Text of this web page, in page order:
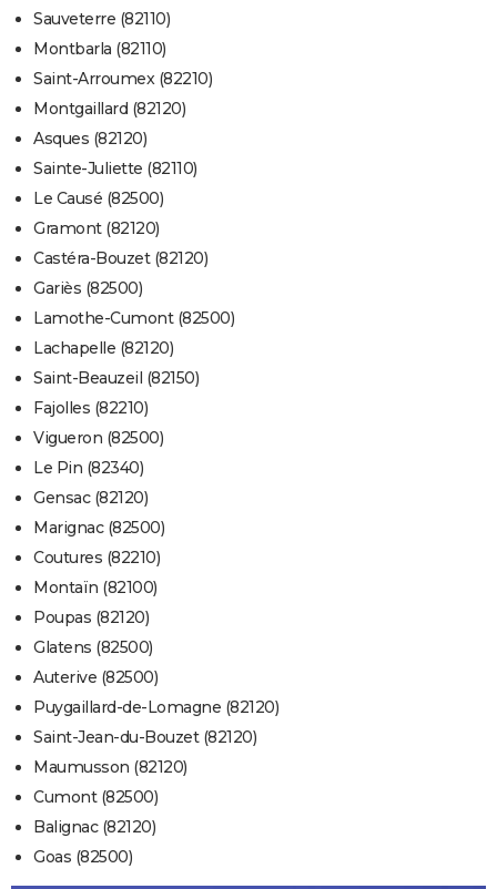
Sauveterre (82110)
Montbarla (82110)
Saint-Arroumex (82210)
Montgaillard (82120)
Asques (82120)
Sainte-Juliette (82110)
Le Causé (82500)
Gramont (82120)
Castéra-Bouzet (82120)
Gariès (82500)
Lamothe-Cumont (82500)
Lachapelle (82120)
Saint-Beauzeil (82150)
Fajolles (82210)
Vigueron (82500)
Le Pin (82340)
Gensac (82120)
Marignac (82500)
Coutures (82210)
Montaïn (82100)
Poupas (82120)
Glatens (82500)
Auterive (82500)
Puygaillard-de-Lomagne (82120)
Saint-Jean-du-Bouzet (82120)
Maumusson (82120)
Cumont (82500)
Balignac (82120)
Goas (82500)